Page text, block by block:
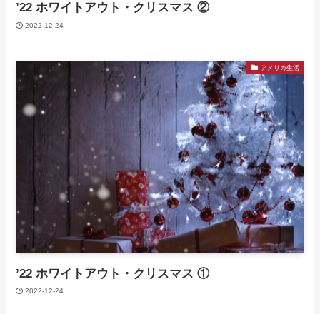
’22 ホワイトアウト・クリスマス ②
2022-12-24
アメリカ生活
’22 ホワイトアウト・クリスマス ①
2022-12-24